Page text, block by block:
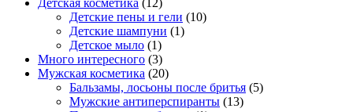
Детская косметика (12)
Детские пены и гели (10)
Детские шампуни (1)
Детское мыло (1)
Много интересного (3)
Мужская косметика (20)
Бальзамы, лосьоны после бритья (5)
Мужские антиперспиранты (13)